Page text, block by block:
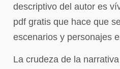
descriptivo del autor es
pdf gratis que hace que
escenarios y personajes
La crudeza de la